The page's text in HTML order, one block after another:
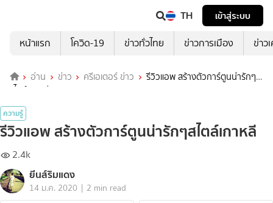
TH
เข้าสู่ระบบ
หน้าแรก
โควิด-19 ข่าวทั่วไทย ข่าวการเมือง ข่าว
อ่าน ข่าว ครีเอเตอร์ ข่าว
รีวิวแอพ สร้างตัวการ์ตูนน่ารักๆ
สไตล์เกาหลี
ความรู้
รีวิวแอพ สร้างตัวการ์ตูนน่ารักๆสไตล์เกาหลี
2.4k
ยีนส์ริมแดง
14 ม.ค. 2020 | 2 min read